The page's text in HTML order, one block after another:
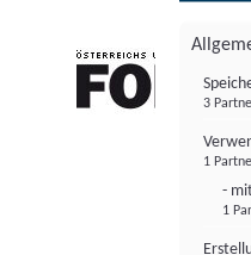
3
1
-
1
FONDS professionell